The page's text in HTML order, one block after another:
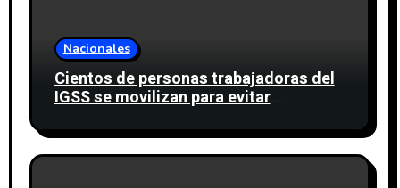
Nacionales
Cientos de personas trabajadoras del
IGSS se movilizan para evitar